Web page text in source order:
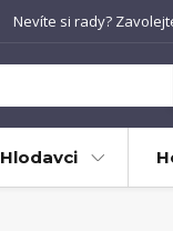
Nevíte si rady?
Hlodavci